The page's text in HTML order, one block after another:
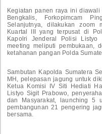
Kegiatan panen raya ini
Bengkalis, Forkopimcam
Selanjutnya, dilakukan zoom
Kuartal III yang terpusat di
Kapolri Jenderal Polisi
meeting meliputi pembukaan,
ketahanan pangan Polda
Sambutan Kapolda Sumatera
MH, pelepasan jagung untuk
Ketua Komisi IV Siti Hediati
Listyo Sigit Prabowo,
dan Masyarakat, launching 5
pembangunan 21 pengering
bersama.